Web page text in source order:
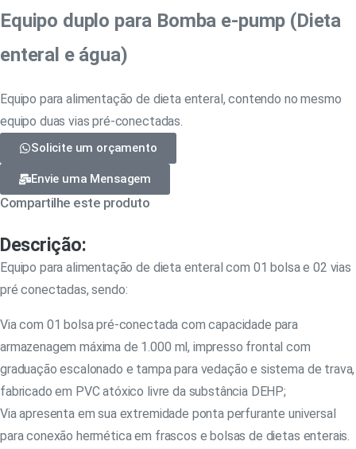
Equipo duplo para Bomba e-pump (Dieta
enteral e água)
Equipo para alimentação de dieta enteral, contendo no mesmo
equipo duas vias pré-conectadas.
Solicite um orçamento
Envie uma Mensagem
Compartilhe este produto
Descrição:
Equipo para alimentação de dieta enteral com 01 bolsa e 02 vias
pré conectadas, sendo:
Via com 01 bolsa pré-conectada com capacidade para
armazenagem máxima de 1.000 ml, impresso frontal com
graduação escalonado e tampa para vedação e sistema de trava,
fabricado em PVC atóxico livre da substância DEHP;
Via apresenta em sua extremidade ponta perfurante universal
para conexão hermética em frascos e bolsas de dietas enterais.